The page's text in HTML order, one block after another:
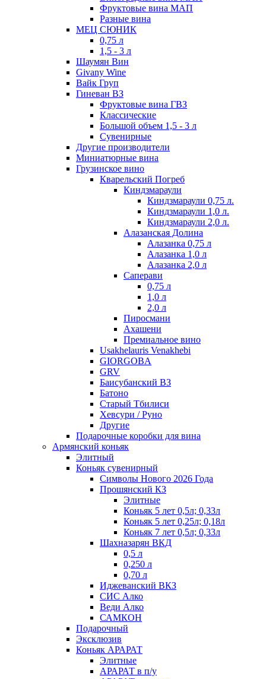
Фруктовые вина МАП
Разные вина
МЕЦ СЮНИК
0,75 л
1,5 - 3 л
Шаумян Вин
Givany Wine
Вайк Груп
Гиневан ВЗ
Фруктовые вина ГВЗ
Классические
Большой объем 1,5 - 3 л
Сувенирные
Другие производители
Миниатюрные вина
Грузинское вино
Кварельский Погреб
Киндзмараули
Киндзмараули 0,75 л.
Киндзмараули 1,0 л.
Киндзмараули 2,0 л.
Алазанская Долина
Алазанка 0,75 л
Алазанка 1,0 л
Алазанка 2,0 л
Саперави
0,75 л
1,0 л
2,0 л
Пиросмани
Ахашени
Премиальное вино
Usakhelauris Venakhebi
GIORGOBA
GRV
Баисубанский ВЗ
Батоно
Старый Тбилиси
Хевсури / Руно
Другие
Подарочные коробки для вина
Армянский коньяк
Элитный
Коньяк сувенирный
Символы Нового 2026 Года
Прошянский КЗ
Элитные
Коньяк 5 лет 0,5л; 0,33л
Коньяк 5 лет 0,25л; 0,18л
Коньяк 7 лет 0,5л; 0,33л
Шахназарян ВКД
0,5 л
0,250 л
0,70 л
Иджеванский ВКЗ
СИС Алко
Веди Алко
САМКОН
Подарочный
Эксклюзив
Коньяк АРАРАТ
Элитные
АРАРАТ в п/у